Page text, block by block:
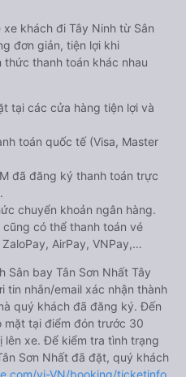
khách đi Tây Ninh từ Sân
đơn giản, tiện lợi khi
thức thanh toán khác nhau
tại các cửa hàng tiện lợi và
toán quốc tế (Visa, Master
đã đăng ký thanh toán trực
chuyển khoản ngân hàng.
có thể thanh toán vé
AirPay, VNPay,…
Sân bay Tân Sơn Nhất Tây
tin nhắn/email xác nhận thành
quý khách đã đăng ký. Đến
mặt tại điểm đón trước 30
lên xe. Để kiểm tra tình trạng
Sơn Nhất đã đặt, quý khách
vi-VN/booking/ticketinfo